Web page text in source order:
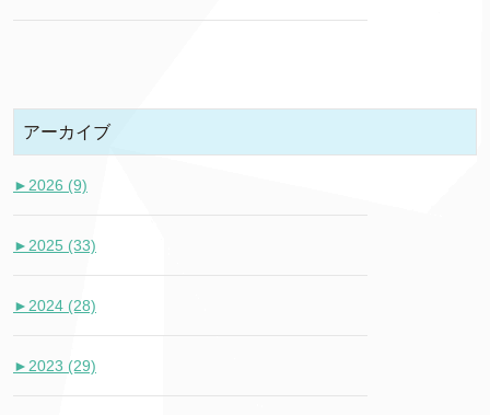
アーカイブ
► 2026 (9)
► 2025 (33)
► 2024 (28)
► 2023 (29)